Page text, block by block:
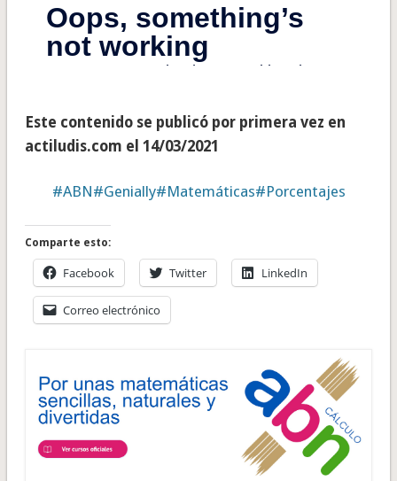
Este contenido se publicó por primera vez en
actiludis.com el 14/03/2021
#ABN#Genially#Matemáticas#Porcentajes
Comparte esto:
Facebook Twitter LinkedIn
Correo electrónico